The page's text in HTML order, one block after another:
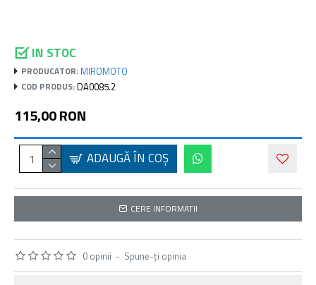
IN STOC
PRODUCATOR: MIROMOTO
COD PRODUS: DA0085.2
0 opinii - Spune-ţi opinia
115,00 RON
ADAUGĂ ÎN COŞ
CERE INFORMATII